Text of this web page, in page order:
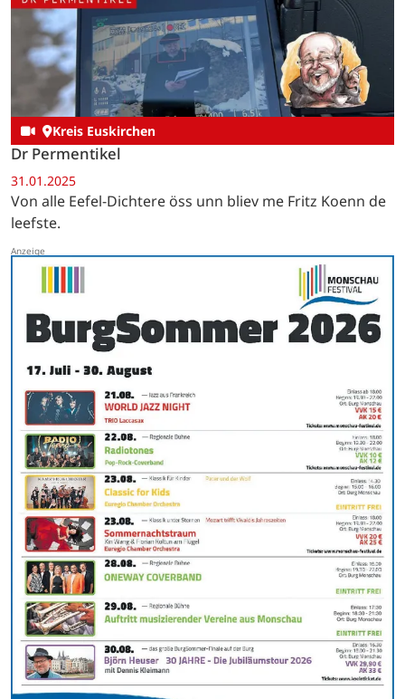
Kreis Euskirchen
Dr Permentikel
31.01.2025
Von alle Eefel-Dichtere öss unn bliev me Fritz Koenn de
leefste.